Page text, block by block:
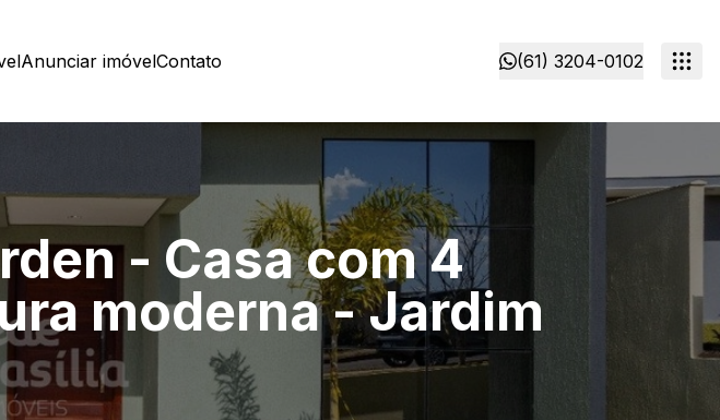
Anunciar imóvelContato (61) 3204-0102
- Casa com 4
moderna - Jardim